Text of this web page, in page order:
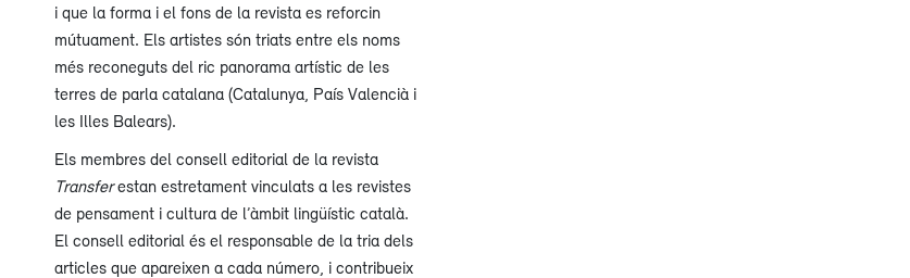
i que la forma i el fons de la revista es reforcin
mútuament. Els artistes són triats entre els noms
més reconeguts del ric panorama artístic de les
terres de parla catalana (Catalunya, País Valencià i
les Illes Balears).
Els membres del consell editorial de la revista
Transferestan estretament vinculats a les revistes
de pensament i cultura de l’àmbit lingüístic català.
El consell editorial és el responsable de la tria dels
articles que apareixen a cada número, i contribueix